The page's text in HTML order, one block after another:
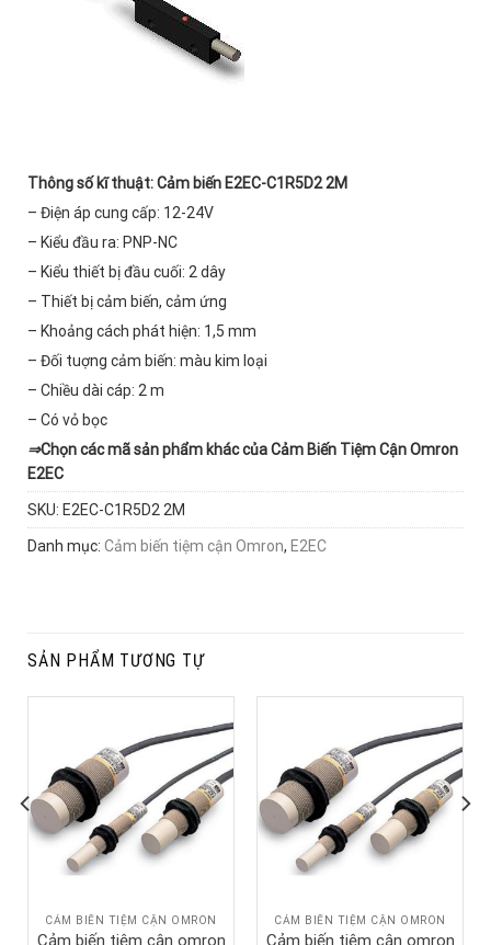
Thông số kĩ thuật:Cảm biến E2EC-C1R5D2 2M
– Điện áp cung cấp: 12-24V
– Kiểu đầu ra: PNP-NC
– Kiểu thiết bị đầu cuối: 2 dây
– Thiết bị cảm biến, cảm ứng
– Khoảng cách phát hiện: 1,5 mm
– Đối tuợng cảm biến: màu kim loại
– Chiều dài cáp: 2 m
– Có vỏ bọc
⇒Chọn các mã sản phẩm khác củaCảm Biến Tiệm Cận Omron
E2EC
SKU: E2EC-C1R5D2 2M
Danh mục: Cảm biến tiệm cận Omron, E2EC
SẢN PHẨM TƯƠNG TỰ
CẢM BIẾN TIỆM CẬN OMRON
Cảm biến tiệm cận omron
CẢM BIẾN TIỆM CẬN OMRON
Cảm biến tiệm cận omron